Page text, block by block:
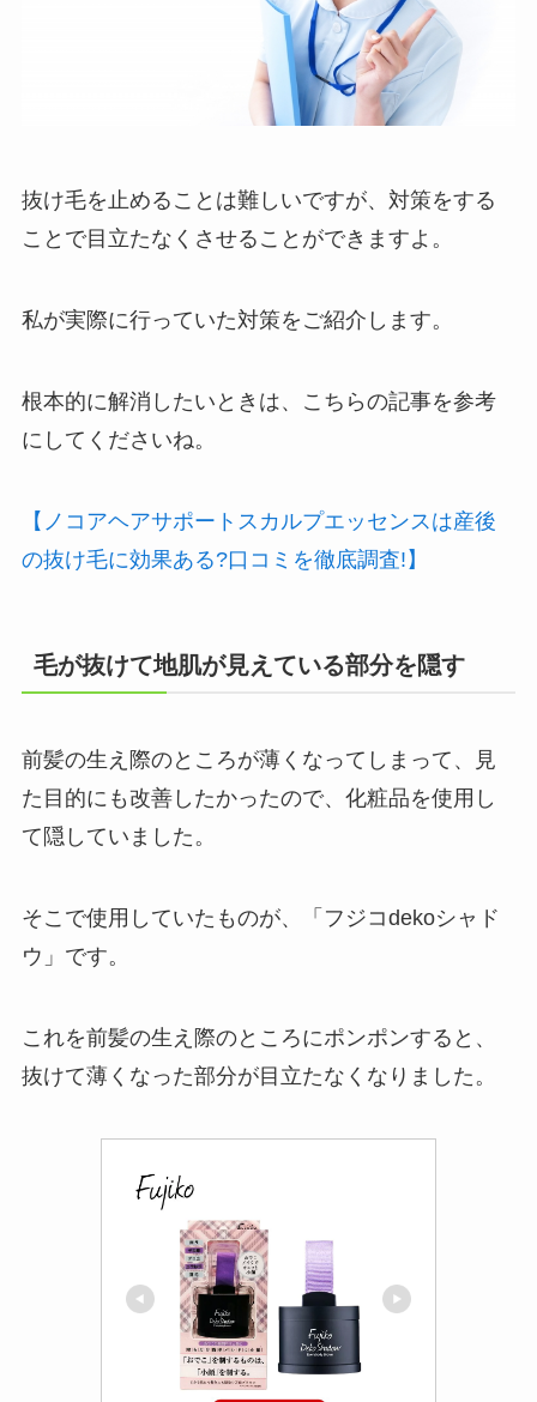
抜け毛を止めることは難しいですが、対策をする
ことで目立たなくさせることができますよ。
私が実際に行っていた対策をご紹介します。
根本的に解消したいときは、こちらの記事を参考
にしてくださいね。
【ノコアヘアサポートスカルプエッセンスは産後
の抜け毛に効果ある?口コミを徹底調査!】
毛が抜けて地肌が見えている部分を隠す
前髪の生え際のところが薄くなってしまって、見
た目的にも改善したかったので、化粧品を使用し
て隠していました。
そこで使用していたものが、「フジコdekoシャド
ウ」です。
これを前髪の生え際のところにポンポンすると、
抜けて薄くなった部分が目立たなくなりました。